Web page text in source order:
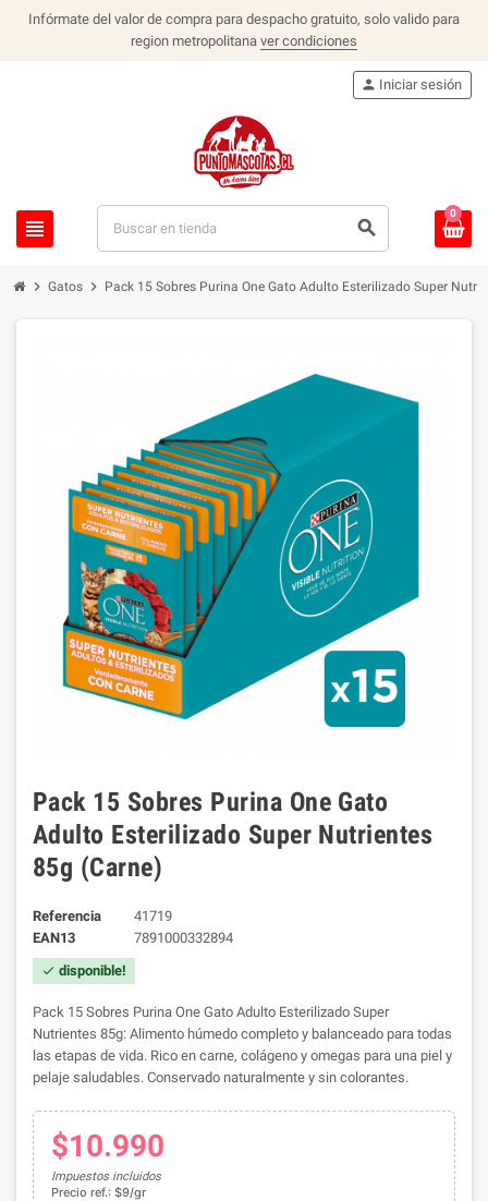
Infórmate del valor de compra para despacho gratuito, solo valido para
region metropolitana ver condiciones
view_headline search
person Iniciar sesión
0
chevron_right Gatos chevron_right Pack 15 Sobres Purina One Gato Adulto Esterilizado Super
Pack 15 Sobres Purina One Gato
Adulto Esterilizado Super Nutrientes
85g (Carne)
Referencia
41719
EAN13
7891000332894
check disponible!
Pack 15 Sobres Purina One Gato Adulto Esterilizado Super
Nutrientes 85g: Alimento húmedo completo y balanceado para todas
las etapas de vida. Rico en carne, colágeno y omegas para una piel y
pelaje saludables. Conservado naturalmente y sin colorantes.
$10.990
Impuestos incluidos
Precio ref.: $9/gr